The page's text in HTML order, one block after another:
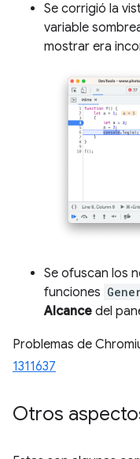
Se corrigió la
variable
mostrar era
Se ofuscan los
funciones
Alcance del
Problemas de
1311637
Otros